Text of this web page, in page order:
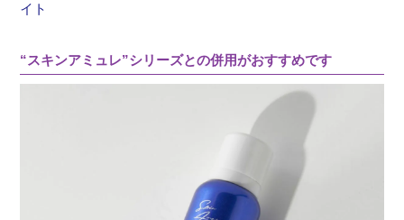
イト
“スキンアミュレ”シリーズとの併用がおすすめです